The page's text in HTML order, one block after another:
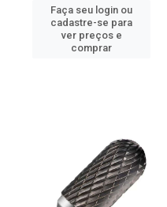
Faça seu login ou
cadastre-se para
ver preços e
comprar